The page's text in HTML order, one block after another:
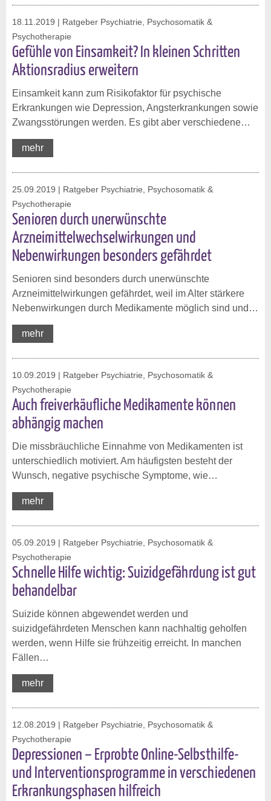
18.11.2019 | Ratgeber Psychiatrie, Psychosomatik &
Psychotherapie
Gefühle von Einsamkeit? In kleinen Schritten
Aktionsradius erweitern
Einsamkeit kann zum Risikofaktor für psychische
Erkrankungen wie Depression, Angsterkrankungen sowie
Zwangsstörungen werden. Es gibt aber verschiedene…
mehr
25.09.2019 | Ratgeber Psychiatrie, Psychosomatik &
Psychotherapie
Senioren durch unerwünschte
Arzneimittelwechselwirkungen und
Nebenwirkungen besonders gefährdet
Senioren sind besonders durch unerwünschte
Arzneimittelwirkungen gefährdet, weil im Alter stärkere
Nebenwirkungen durch Medikamente möglich sind und…
mehr
10.09.2019 | Ratgeber Psychiatrie, Psychosomatik &
Psychotherapie
Auch freiverkäufliche Medikamente können
abhängig machen
Die missbräuchliche Einnahme von Medikamenten ist
unterschiedlich motiviert. Am häufigsten besteht der
Wunsch, negative psychische Symptome, wie…
mehr
05.09.2019 | Ratgeber Psychiatrie, Psychosomatik &
Psychotherapie
Schnelle Hilfe wichtig: Suizidgefährdung ist gut
behandelbar
Suizide können abgewendet werden und
suizidgefährdeten Menschen kann nachhaltig geholfen
werden, wenn Hilfe sie frühzeitig erreicht. In manchen
Fällen…
mehr
12.08.2019 | Ratgeber Psychiatrie, Psychosomatik &
Psychotherapie
Depressionen – Erprobte Online-Selbsthilfe-
und Interventionsprogramme in verschiedenen
Erkrankungsphasen hilfreich